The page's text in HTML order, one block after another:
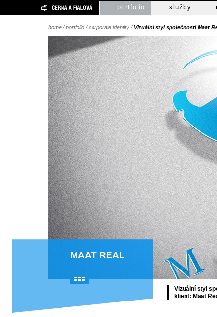
portfolio služby
home /portfolio /corporate identity / Vizuální styl společnosti Maat
MAAT REAL
Vizuální styl
klient: Maat